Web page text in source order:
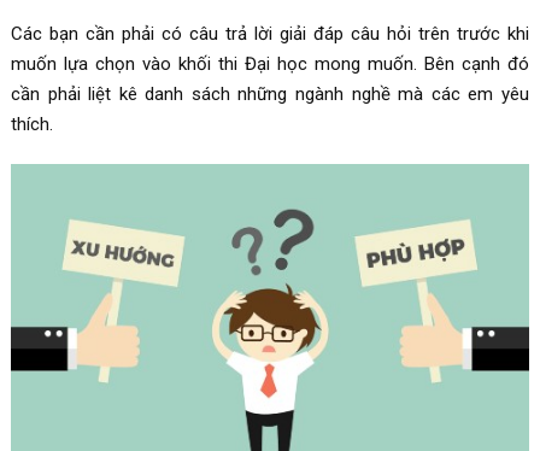
Các bạn cần phải có câu trả lời giải đáp câu hỏi trên trước khi
muốn lựa chọn vào khối thi Đại học mong muốn. Bên cạnh đó
cần phải liệt kê danh sách những ngành nghề mà các em yêu
thích.